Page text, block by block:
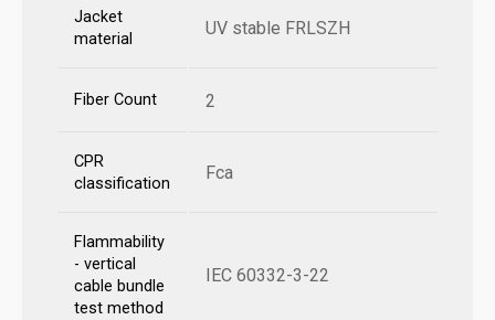
Jacket
material
UV stable FRLSZH
Fiber Count 2
CPR
classification
Fca
Flammability
- vertical
cable bundle
test method
IEC 60332-3-22